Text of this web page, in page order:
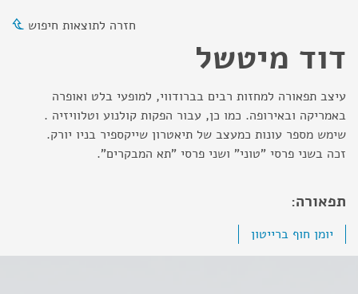
חזרה לתוצאות חיפוש
דוד מיטשל
עיצב תפאורה למחזות רבים בברודווי, למופעי בלט ואופרה
באמריקה ובאירופה. כמו כן, עבור הפקות קולנוע וטלוויזיה .
שימש מספר עונות כמעצב של תיאטרון שייקספיר בניו יורק.
זכה בשני פרסי "טוני" ושני פרסי "תא המבקרים".
תפאורה:
יומן חוף ברייטון